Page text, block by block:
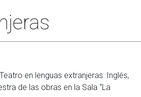
en lenguas extranjeras: Inglés,
de las obras en la Sala “La